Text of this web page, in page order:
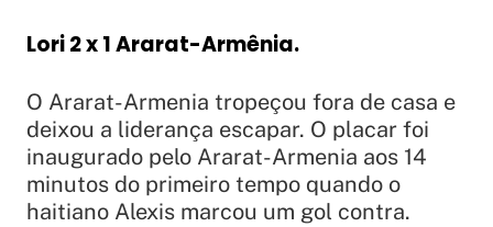
Lori 2 x 1 Ararat-Armênia.
O Ararat-Armenia tropeçou fora de casa e
deixou a liderança escapar. O placar foi
inaugurado pelo Ararat-Armenia aos 14
minutos do primeiro tempo quando o
haitiano Alexis marcou um gol contra.